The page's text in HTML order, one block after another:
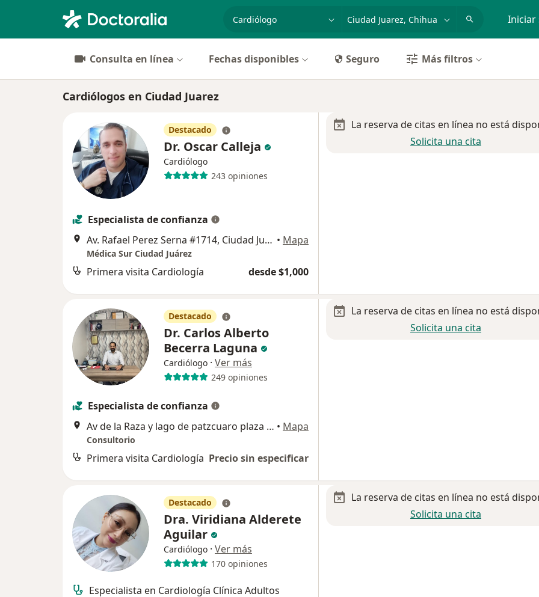
especialidad, enfermedad o nombre Iniciar
Consulta en línea Fechas disponibles Seguro Más filtros
Cardiólogos en Ciudad Juarez
Destacado
Dr. Oscar Calleja
Cardiólogo
243 opiniones
Especialista de confianza
Av. Rafael Perez Serna #1714, Ciudad Juarez • Mapa
Médica Sur Ciudad Juárez
Primera visita Cardiología desde $1,000
La reserva de citas en línea no está
Solicita una cita
Destacado
Dr. Carlos Alberto
Becerra Laguna
Cardiólogo · Ver más
249 opiniones
Especialista de confianza
Av de la Raza y lago de patzcuaro plaza grande local 103 y 104 primer piso Col mascareña, Ciudad Juarez • Mapa
Consultorio
Primera visita Cardiología Precio sin especificar
La reserva de citas en línea no está
Solicita una cita
Destacado
Dra. Viridiana Alderete
Aguilar
Cardiólogo · Ver más
170 opiniones
Especialista en Cardiología Clínica Adultos
La reserva de citas en línea no está
Solicita una cita